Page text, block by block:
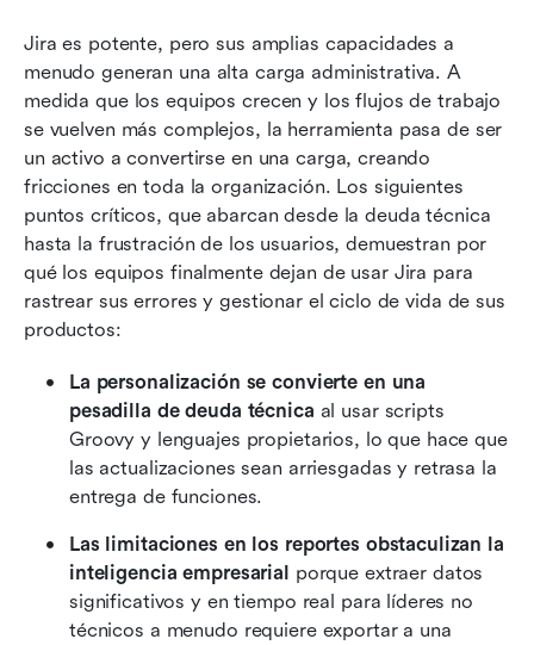
Jira es potente, pero sus amplias capacidades a
menudo generan una alta carga administrativa. A
medida que los equipos crecen y los flujos de trabajo
se vuelven más complejos, la herramienta pasa de ser
un activo a convertirse en una carga, creando
fricciones en toda la organización. Los siguientes
puntos críticos, que abarcan desde la deuda técnica
hasta la frustración de los usuarios, demuestran por
qué los equipos finalmente dejan de usar Jira para
rastrear sus errores y gestionar el ciclo de vida de sus
productos:
La personalización se convierte en una
pesadilla de deuda técnica al usar scripts
Groovy y lenguajes propietarios, lo que hace que
las actualizaciones sean arriesgadas y retrasa la
entrega de funciones.
Las limitaciones en los reportes obstaculizan la
inteligencia empresarial porque extraer datos
significativos y en tiempo real para líderes no
técnicos a menudo requiere exportar a una